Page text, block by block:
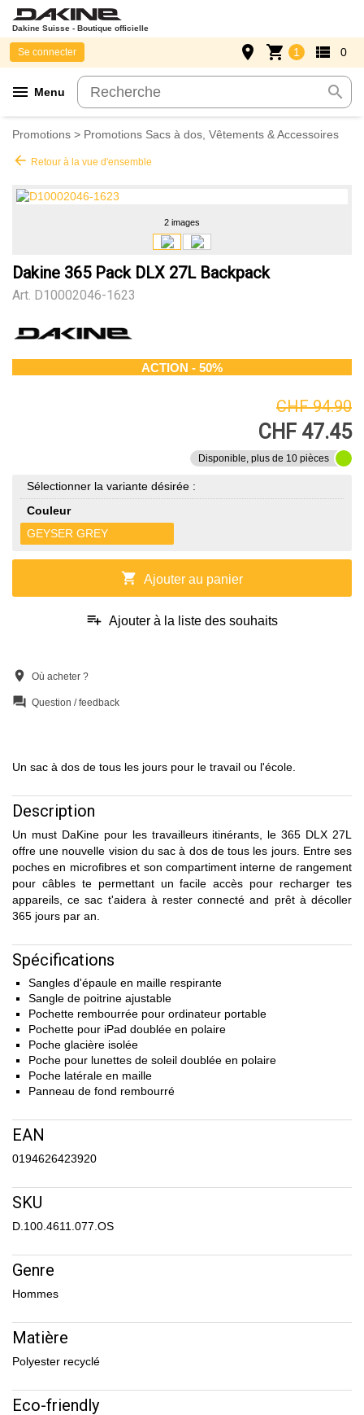
Dakine Suisse - Boutique officielle
menu Menu search
Se connecter place shopping_cart 1 view_list 0
Promotions > Promotions Sacs à dos, Vêtements & Accessoires
arrow_back Retour à la vue d'ensemble
2 images
Dakine 365 Pack DLX 27L Backpack
Art. D10002046-1623
ACTION - 50%
CHF 94.90
CHF 47.45
Disponible, plus de 10 pièces
Sélectionner la variante désirée :
Couleur
GEYSER GREY
shopping_cart Ajouter au panier
playlist_add Ajouter à la liste des souhaits
location_on Où acheter ?
question_answer Question / feedback
Un sac à dos de tous les jours pour le travail ou l'école.
Description
Un must DaKine pour les travailleurs itinérants, le 365 DLX 27L
offre une nouvelle vision du sac à dos de tous les jours. Entre ses
poches en microfibres et son compartiment interne de rangement
pour câbles te permettant un facile accès pour recharger tes
appareils, ce sac t'aidera à rester connecté and prêt à décoller
365 jours par an.
Spécifications
Sangles d'épaule en maille respirante
Sangle de poitrine ajustable
Pochette rembourrée pour ordinateur portable
Pochette pour iPad doublée en polaire
Poche glacière isolée
Poche pour lunettes de soleil doublée en polaire
Poche latérale en maille
Panneau de fond rembourré
EAN
0194626423920
SKU
D.100.4611.077.OS
Genre
Hommes
Matière
Polyester recyclé
Eco-friendly